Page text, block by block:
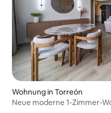
Wohnung in Torreón
Neue moderne 1-Zimmer-